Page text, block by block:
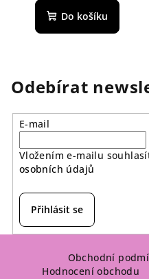
Do košíku
Odebírat
E-mail
Vložením e-mailu
osobních údajů
Přihlásit se
Obchodní
Hodnocení obchodu